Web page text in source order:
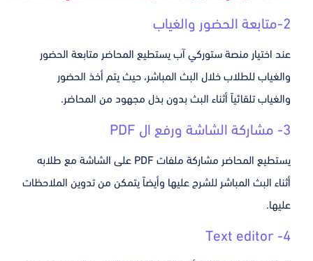
2-متابعة الحضور والغياب
عند اختيار منصة ستوركي آب يستطيع المحاضر متابعة الحضور
والغياب للطلاب خلال البث المباشر، حيث يتم أخذ الحضور
والغياب تلقائياً أثناء البث بدون بذل مجهود من المحاضر.
3- مشاركة الشاشة ورفع ال PDF
يستطيع المحاضر مشاركة ملفات PDF على الشاشة مع طلابه
أثناء البث المباشر للشرح عليها وأيضاً يتمكن من تدوين الملاحظات
عليها.
4- Text editor